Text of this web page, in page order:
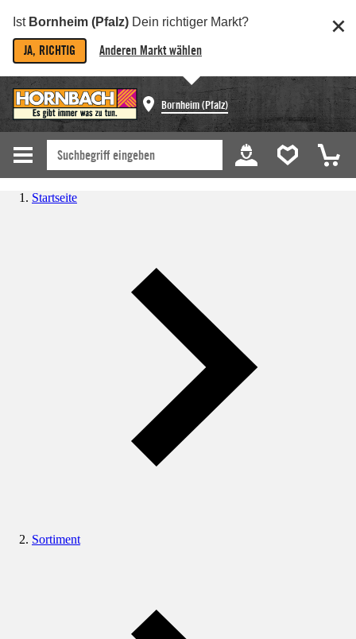
Ist Bornheim (Pfalz) Dein richtiger Markt?
JA, RICHTIG Anderen Markt wählen
Bornheim (Pfalz)
Startseite
Sortiment